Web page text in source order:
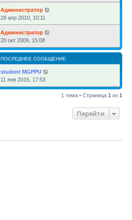
Администратор
28 апр 2010, 10:11
Администратор
20 окт 2009, 15:08
ПОСЛЕДНЕЕ СООБЩЕНИЕ
student MGPPU
11 янв 2015, 17:53
1 тема • Страница 1 из 1
Перейти